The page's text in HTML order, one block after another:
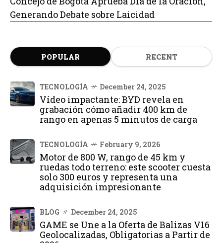
Generando Debate sobre Laicidad
POPULAR RECENT
TECNOLOGÍA December 24, 2025
Vídeo impactante: BYD revela en
grabación cómo añadir 400 km de
rango en apenas 5 minutos de carga
TECNOLOGÍA February 9, 2026
Motor de 800 W, rango de 45 km y
ruedas todo terreno: este scooter cuesta
solo 300 euros y representa una
adquisición impresionante
BLOG December 24, 2025
GAME se Une a la Oferta de Balizas V16
Geolocalizadas, Obligatorias a Partir de